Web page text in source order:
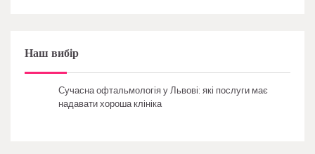
Наш вибір
Сучасна офтальмологія у Львові: які послуги має
надавати хороша клініка